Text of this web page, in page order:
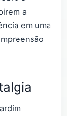
a
em uma